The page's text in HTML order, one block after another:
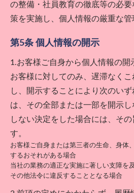
の整備・社員教育の徹底等の必
策を実施し、個人情報の厳重な管
第5条 個人情報の開示
1.お客様ご自身から個人情報の開
お客様に対してのみ、遅滞なく
し、開示することにより次のい
は、その全部または一部を開示
しない決定をした場合には、そ
す。
お客様ご自身または第三者の生命、身体
するおそれがある場合
当社の業務の適正な実施に著しい支障を
その他法令に違反することとなる場合